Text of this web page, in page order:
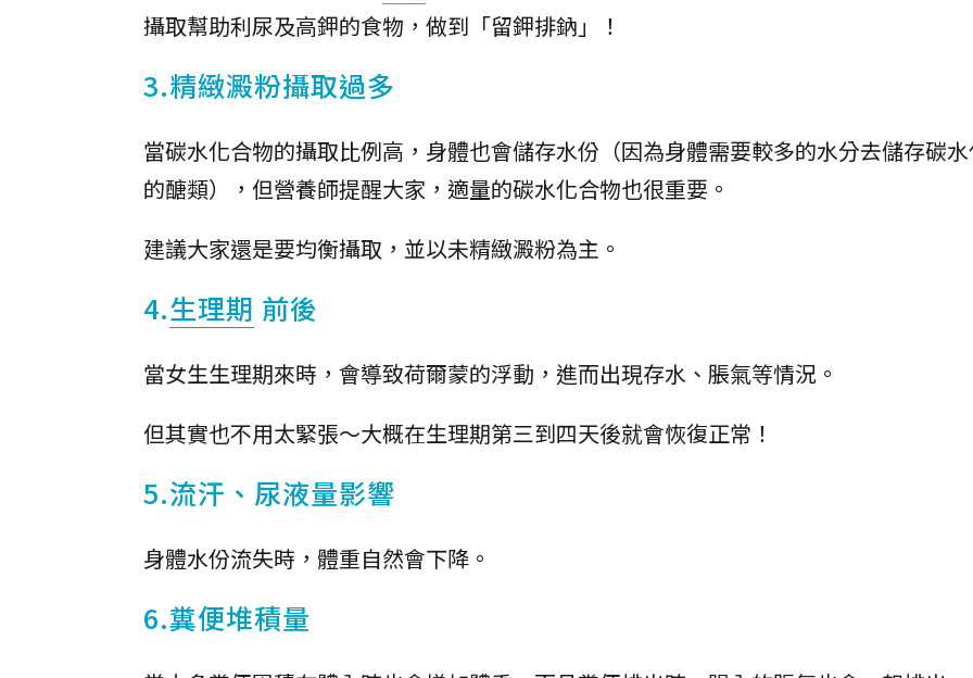
攝取幫助利尿及高鉀的食物，做到「留鉀排鈉」！
3.精緻澱粉攝取過多
當碳水化合物的攝取比例高，身體也會儲存水份（因為身體需要較多的水分去儲存碳
的醣類），但營養師提醒大家，適量的碳水化合物也很重要。
建議大家還是要均衡攝取，並以未精緻澱粉為主。
4.生理期 前後
當女生生理期來時，會導致荷爾蒙的浮動，進而出現存水、脹氣等情況。
但其實也不用太緊張～大概在生理期第三到四天後就會恢復正常！
5.流汗、尿液量影響
身體水份流失時，體重自然會下降。
6.糞便堆積量